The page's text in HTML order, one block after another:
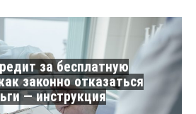
за бесплатную
законно отказаться
— инструкция